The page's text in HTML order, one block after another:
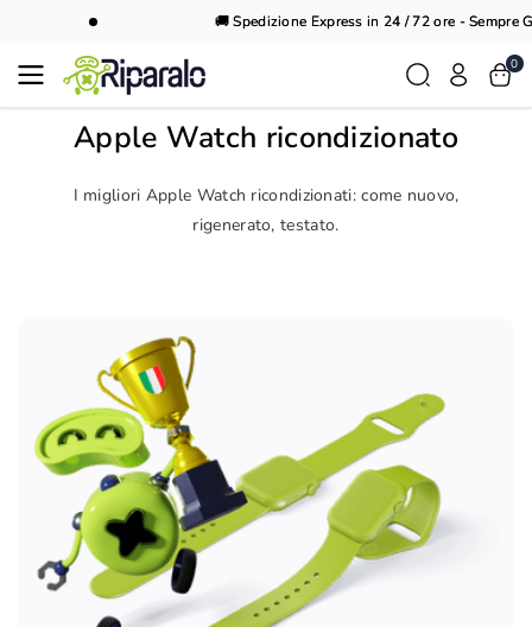
🚚 Spedizione Express in 24 / 72 ore - Sempre
0
Apple Watch ricondizionato
I migliori Apple Watch ricondizionati: come nuovo,
rigenerato, testato.